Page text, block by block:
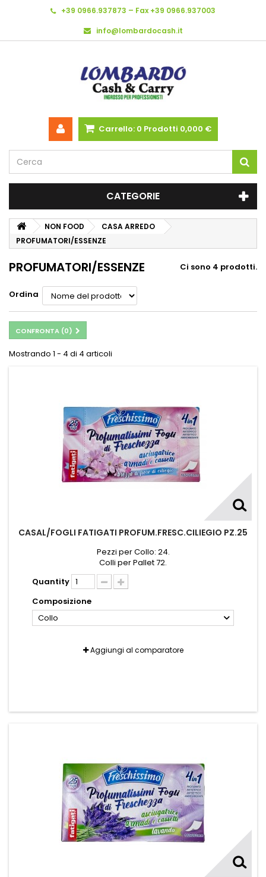
+39 0966.937873 – Fax +39 0966.937003
info@lombardocash.it
Carrello: 0 Prodotti 0,000 €
CATEGORIE
NON FOOD
CASA ARREDO
PROFUMATORI/ESSENZE
PROFUMATORI/ESSENZE Ci sono 4 prodotti.
Ordina
CONFRONTA (0)
Mostrando 1 - 4 di 4 articoli
CASAL/FOGLI FATIGATI PROFUM.FRESC.CILIEGIO PZ.25
Pezzi per Collo: 24.
Colli per Pallet 72.
Quantity
Composizione
Collo
Aggiungi al comparatore